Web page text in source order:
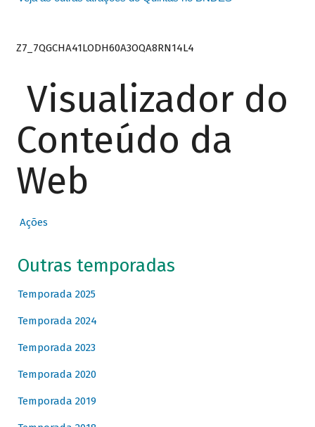
Z7_7QGCHA41LODH60A3OQA8RN14L4
Visualizador do
Conteúdo da
Web
Ações
Outras temporadas
Temporada 2025
Temporada 2024
Temporada 2023
Temporada 2020
Temporada 2019